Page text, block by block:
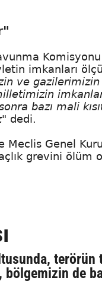
Komisyonu
imkanları
ve gazilerimizin
bazı mali
dedi.
Meclis Genel
grevini ölüm
terörün
bölgemizin de